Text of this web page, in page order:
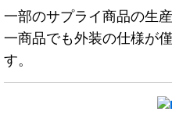
一部のサプライ商品の生
一商品でも外装の仕様が
す。